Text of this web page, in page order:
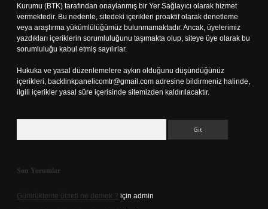
Kurumu (BTK) tarafından onaylanmış bir Yer Sağlayıcı olarak hizmet
vermektedir. Bu nedenle, sitedeki içerikleri proaktif olarak denetleme
veya araştırma yükümlülüğümüz bulunmamaktadır. Ancak, üyelerimiz
yazdıkları içeriklerin sorumluluğunu taşımakta olup, siteye üye olarak bu
sorumluluğu kabul etmiş sayılırlar.
Hukuka ve yasal düzenlemelere aykırı olduğunu düşündüğünüz
içerikleri, backlinkpanelicomtr@gmail.com adresine bildirmeniz halinde,
ilgili içerikler yasal süre içerisinde sitemizden kaldırılacaktır.
Son Yorumlar
Gümrükleme ücreti ne demek ? için admin